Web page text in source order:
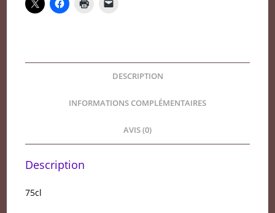
sec
DESCRIPTION
INFORMATIONS COMPLÉMENTAIRES
AVIS (0)
Description
75cl